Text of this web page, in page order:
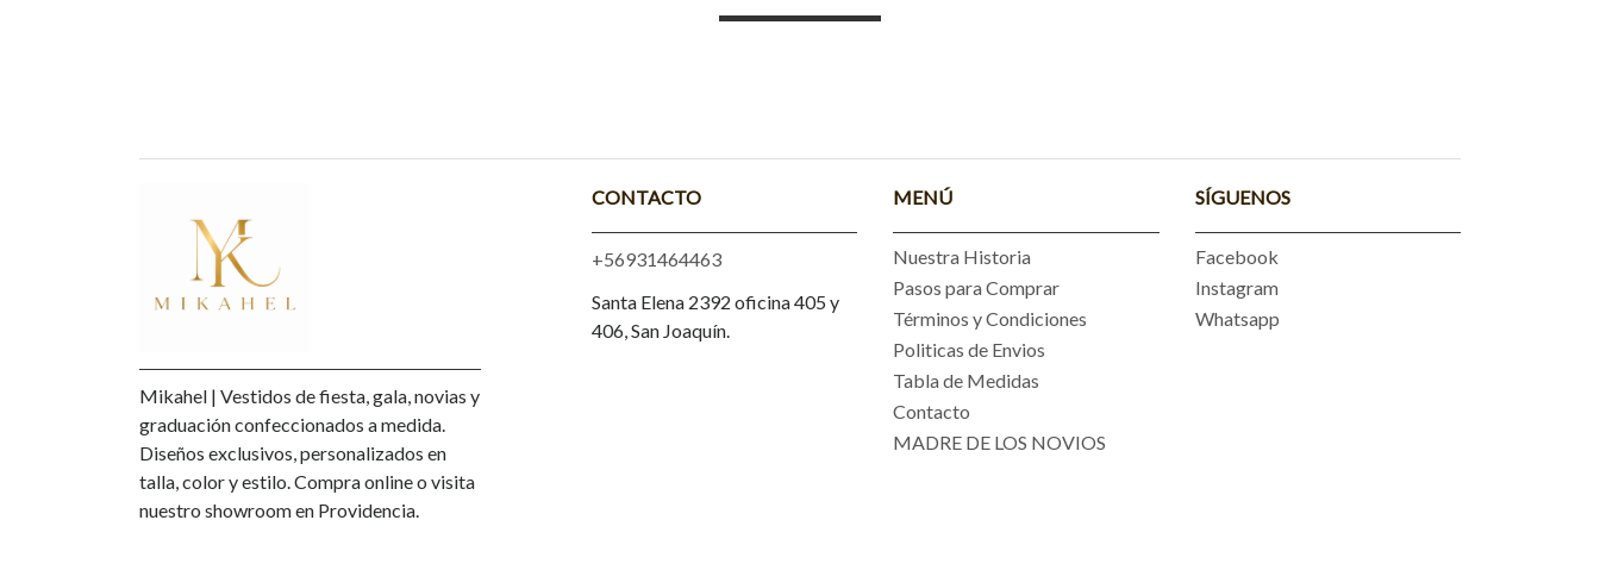
Mikahel | Vestidos de fiesta, gala, novias y
graduación confeccionados a medida.
Diseños exclusivos, personalizados en
talla, color y estilo. Compra online o visita
nuestro showroom en Providencia.
CONTACTO
+56931464463
Santa Elena 2392 oficina 405 y
406, San Joaquín.
MENÚ
Nuestra Historia
Pasos para Comprar
Términos y Condiciones
Politicas de Envios
Tabla de Medidas
Contacto
MADRE DE LOS NOVIOS
SÍGUENOS
Facebook
Instagram
Whatsapp